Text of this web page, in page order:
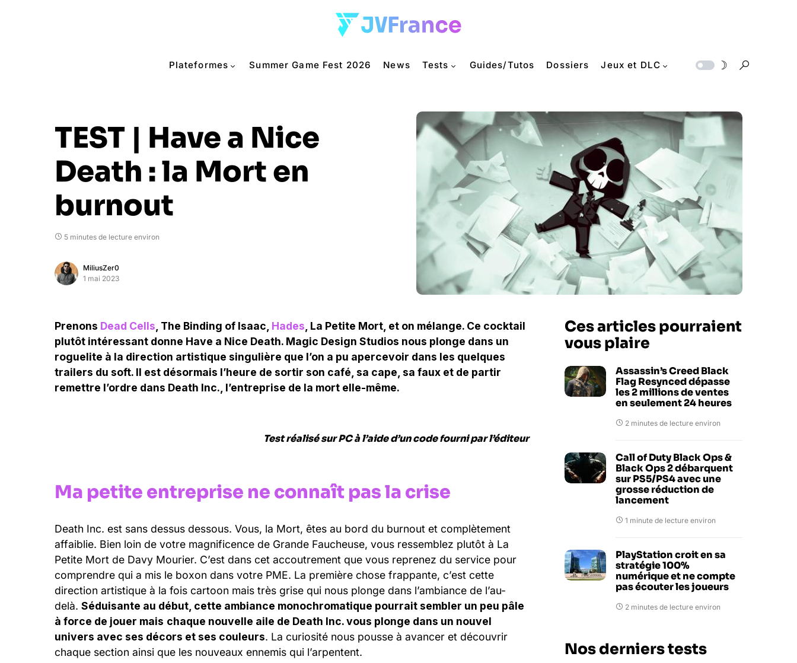
Plateformes Summer Game Fest 2026 News Tests Guides/Tutos Dossiers Jeux et DLC
TEST | Have a Nice
Death : la Mort en
burnout
5 minutes de lecture environ
MiliusZer0
1 mai 2023
Prenons Dead Cells , The Binding of Isaac, Hades , La Petite Mort, et on mélange. Ce cocktail
plutôt intéressant donne Have a Nice Death. Magic Design Studios nous plonge dans un
roguelite à la direction artistique singulière que l’on a pu apercevoir dans les quelques
trailers du soft. Il est désormais l’heure de sortir son café, sa cape, sa faux et de partir
remettre l’ordre dans Death Inc., l’entreprise de la mort elle-même.
Test réalisé sur PC à l’aide d’un code fourni par l’éditeur
Ma petite entreprise ne connaît pas la crise
Death Inc. est sans dessus dessous. Vous, la Mort, êtes au bord du burnout et complètement
affaiblie. Bien loin de votre magnificence de Grande Faucheuse, vous ressemblez plutôt à La
Petite Mort de Davy Mourier. C’est dans cet accoutrement que vous reprenez du service pour
comprendre qui a mis le boxon dans votre PME. La première chose frappante, c’est cette
direction artistique à la fois cartoon mais très grise qui nous plonge dans l’ambiance de l’au-
delà. Séduisante au début, cette ambiance monochromatique pourrait sembler un peu pâle
à force de jouer mais chaque nouvelle aile de Death Inc. vous plonge dans un nouvel
univers avec ses décors et ses couleurs. La curiosité nous pousse à avancer et découvrir
chaque section ainsi que les nouveaux ennemis qui l’arpentent.
Ces articles pourraient
vous plaire
Assassin’s Creed Black
Flag Resynced dépasse
les 2 millions de ventes
en seulement 24 heures
2 minutes de lecture environ
Call of Duty Black Ops &
Black Ops 2 débarquent
sur PS5/PS4 avec une
grosse réduction de
lancement
1 minute de lecture environ
PlayStation croit en sa
stratégie 100%
numérique et ne compte
pas écouter les joueurs
2 minutes de lecture environ
Nos derniers tests